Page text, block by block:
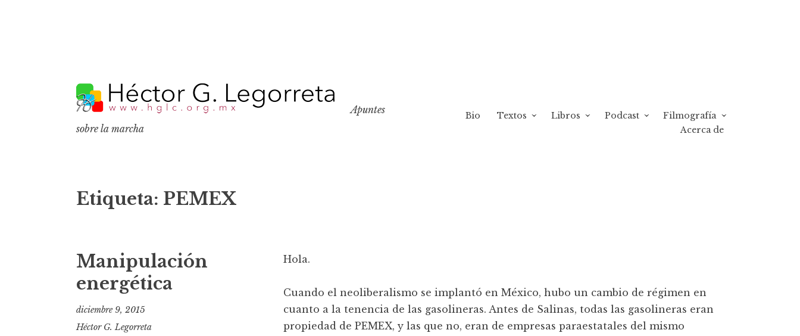
k
i
p
o
n
n
Apuntes
sobre la marcha
Bio Textos Libros Podcast
Filmografía
Acerca de
Etiqueta: PEMEX
Manipulación
energética
diciembre 9, 2015
Héctor G. Legorreta
Hola.
Cuando el neoliberalismo se implantó en México, hubo un cambio de régimen en
cuanto a la tenencia de las gasolineras. Antes de Salinas, todas las gasolineras eran
propiedad de PEMEX, y las que no, eran de empresas paraestatales del mismo